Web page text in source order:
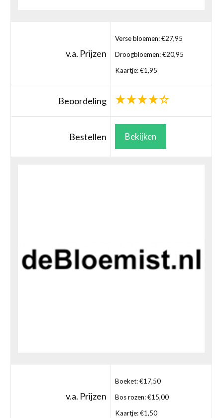
v.a. Prijzen
Verse bloemen: €27,95
Droogbloemen: €20,95
Kaartje: €1,95
Beoordeling
Bestellen Bekijken
v.a. Prijzen
Boeket: €17,50
Bos rozen: €15,00
Kaartje: €1,50